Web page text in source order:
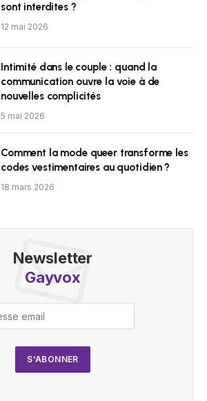
sont interdites ?
12 mai 2026
Intimité dans le couple : quand la
communication ouvre la voie à de
nouvelles complicités
5 mai 2026
Comment la mode queer transforme les
codes vestimentaires au quotidien ?
18 mars 2026
Newsletter
Gayvox